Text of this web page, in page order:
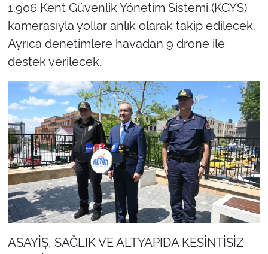
1.906 Kent Güvenlik Yönetim Sistemi (KGYS)
kamerasıyla yollar anlık olarak takip edilecek.
Ayrıca denetimlere havadan 9 drone ile
destek verilecek.
ASAYİŞ, SAĞLIK VE ALTYAPIDA KESİNTİSİZ